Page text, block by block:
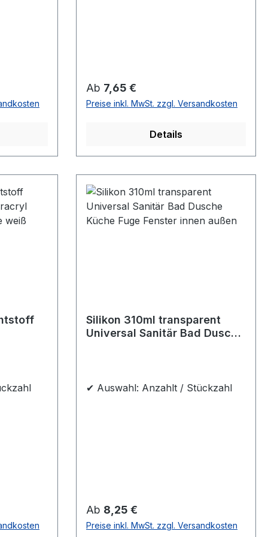
Regulärer Preis:
Ab 7,65 €
Preise inkl. MwSt. zzgl. Versandkosten
Details
Silikon 310ml transparent
Universal Sanitär Bad Dusche
✔ Auswahl: Anzahlt / Stückzahl
Regulärer Preis:
Ab 8,25 €
Preise inkl. MwSt. zzgl. Versandkosten